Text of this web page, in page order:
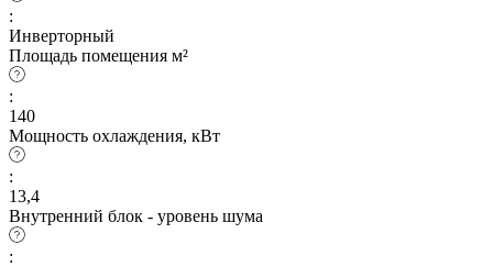
:
Инверторный
Площадь помещения м²
:
140
Мощность охлаждения, кВт
:
13,4
Внутренний блок - уровень шума
: